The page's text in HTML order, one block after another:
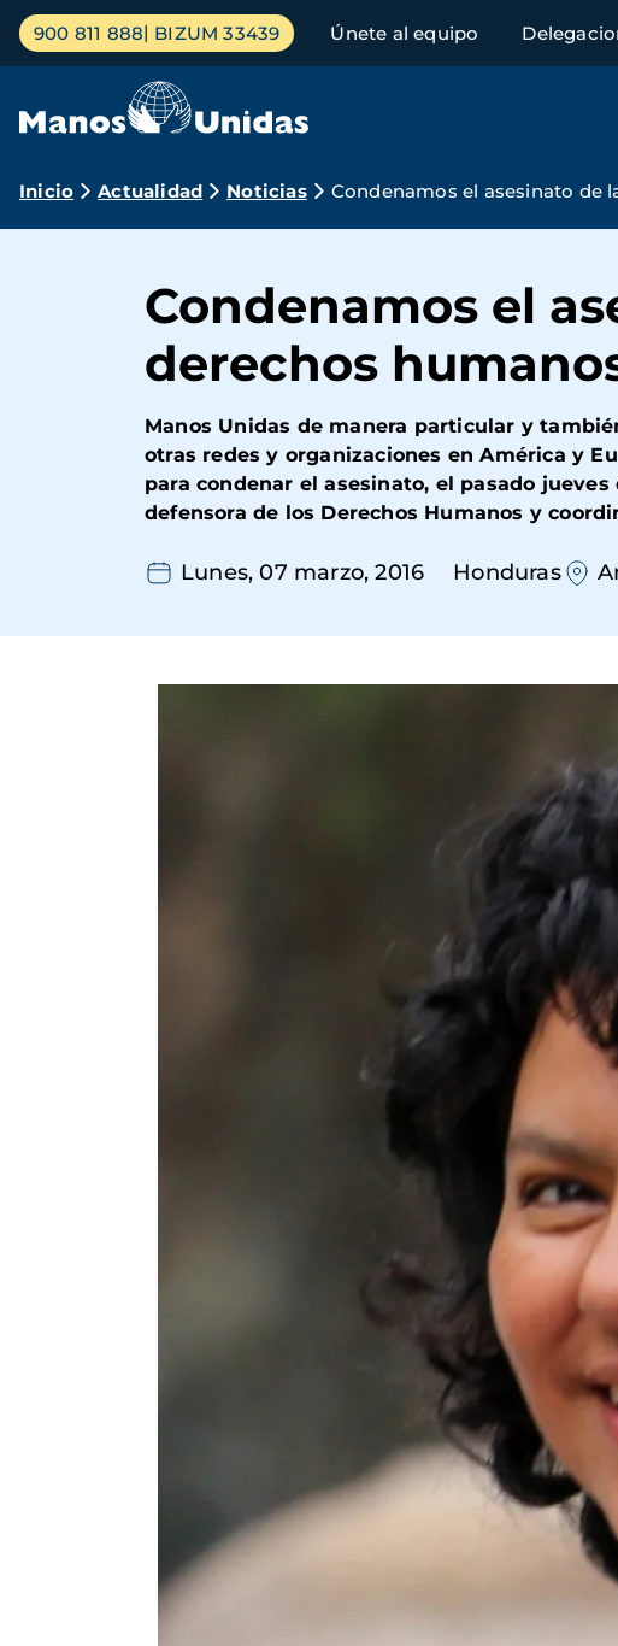
Pasar
contenido
Menú
principal
900 811 888 BIZUM 33439 Únete al equipo
Ruta
navegación
Inicio Actualidad Noticias Condenamos el asesinato de
Condenamos el
derechos
Manos Unidas de manera particular y
otras redes y organizaciones en América y
para condenar el asesinato, el pasado
defensora de los Derechos Humanos y
Lunes, 07 marzo, 2016 Honduras